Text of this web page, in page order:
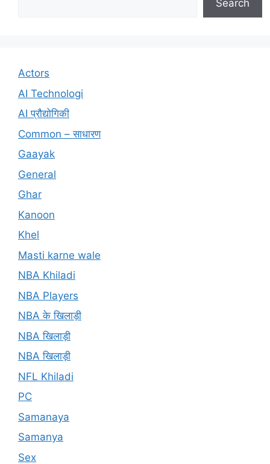
Search
Actors
AI Technologi
AI प्रौद्योगिकी
Common – साधारण
Gaayak
General
Ghar
Kanoon
Khel
Masti karne wale
NBA Khiladi
NBA Players
NBA के खिलाड़ी
NBA खिलाड़ी
NBA खिलाड़ी
NFL Khiladi
PC
Samanaya
Samanya
Sex